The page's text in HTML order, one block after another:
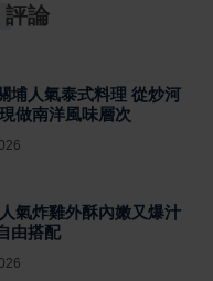
評論
埔人氣泰式料理 從炒河
做南洋風味層次
氣炸雞外酥內嫩又爆汁
由搭配